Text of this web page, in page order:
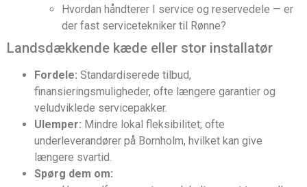
Hvordan håndterer I service og reservedele — er
der fast servicetekniker til Rønne?
Landsdækkende kæde eller stor installatør
Fordele: Standardiserede tilbud,
finansieringsmuligheder, ofte længere garantier og
veludviklede servicepakker.
Ulemper: Mindre lokal fleksibilitet; ofte
underleverandører på Bornholm, hvilket kan give
længere svartid.
Spørg dem om: